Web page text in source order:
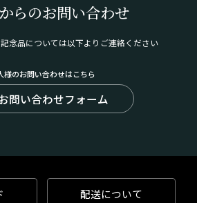
らのお問い合わせ
念品については以下よりご連絡ください
様のお問い合わせはこちら
問い合わせフォーム
配送について